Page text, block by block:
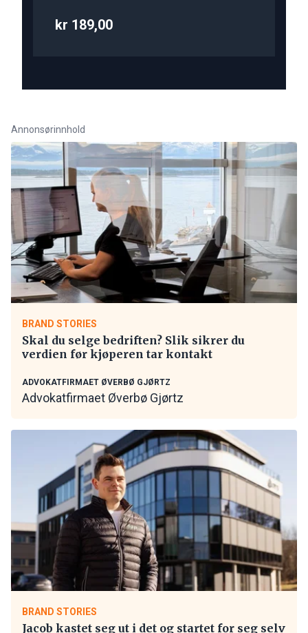
kr 189,00
Annonsørinnhold
BRAND STORIES
Skal du selge bedriften? Slik sikrer du
verdien før kjøperen tar kontakt
ADVOKATFIRMAET ØVERBØ GJØRTZ
Advokatfirmaet Øverbø Gjørtz
BRAND STORIES
Jacob kastet seg ut i det og startet for seg selv